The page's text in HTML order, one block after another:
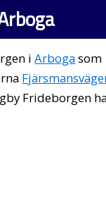
iArbogasom
Frideborgen